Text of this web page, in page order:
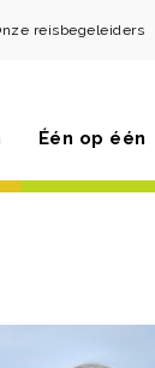
reisbegeleiders
Één op één